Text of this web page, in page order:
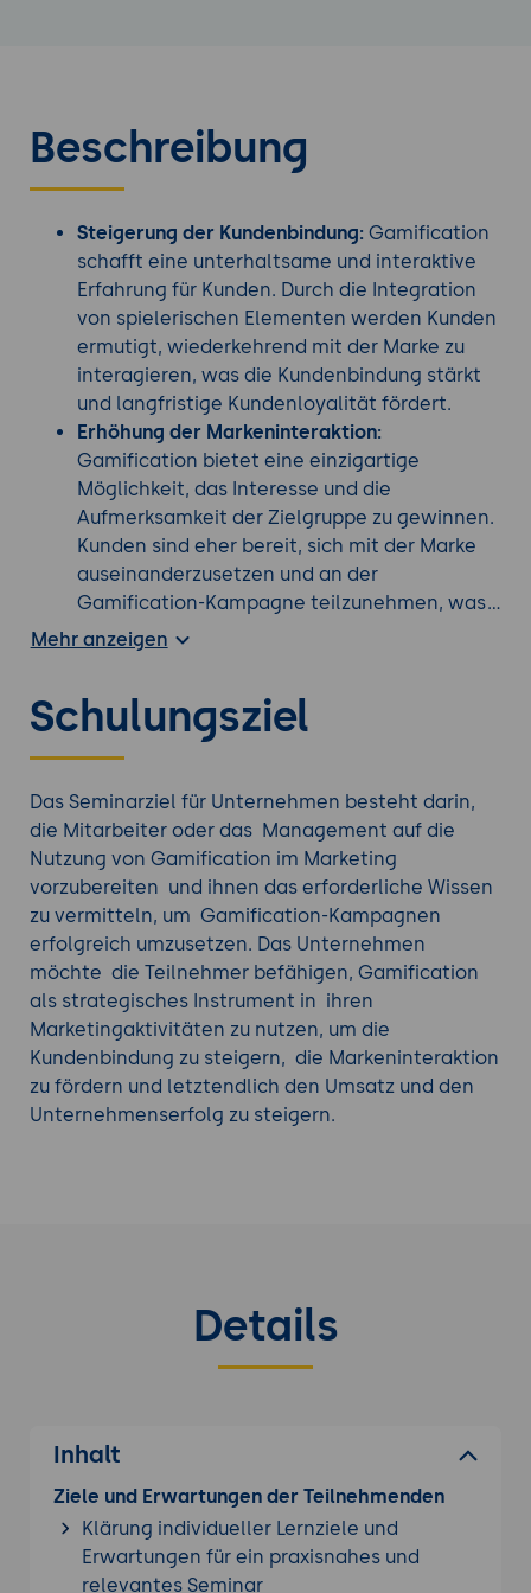
Beschreibung
Steigerung der Kundenbindung: Gamification
schafft eine unterhaltsame und interaktive
Erfahrung für Kunden. Durch die Integration
von spielerischen Elementen werden Kunden
ermutigt, wiederkehrend mit der Marke zu
interagieren, was die Kundenbindung stärkt
und langfristige Kundenloyalität fördert.
Erhöhung der Markeninteraktion:
Gamification bietet eine einzigartige
Möglichkeit, das Interesse und die
Aufmerksamkeit der Zielgruppe zu gewinnen.
Kunden sind eher bereit, sich mit der Marke
auseinanderzusetzen und an der
Gamification-Kampagne teilzunehmen, was
die Markeninteraktion erhöht und das
gestaltete Gamification-Kampagnen haben
das Potenzial, viral zu gehen. Wenn Kunden
eher ihre Erfahrungen mit Freunden und in
sozialen Medien teilen, was zu einer
organischen Verbreitung der Marke und der
Kampagne führt.
Erhöhung der Kundenmotivation:Die
Integration von Belohnungen und Anreizen in
die Gamification-Kampagne steigert die
Kundenmotivation zur Teilnahme und
Interaktion. Kunden werden ermutigt,
bestimmte Aktionen auszuführen, um die
Belohnungen zu erhalten, was das
Engagement erhöht und die gewünschten
werden, um das Kundenerlebnis zu
verbessern, personalisierte Angebote zu
erstellen und die Marketingstrategie zu
die Gamification einsetzen, vermitteln oft ein
modernes und innovatives Image. Kunden
sehen diese Unternehmen als fortschrittlich
und kundenorientiert an, was zu einer
positiven Markenwahrnehmung führt.
Mehr anzeigen
Schulungsziel
Das Seminarziel für Unternehmen besteht darin,
die Mitarbeiter oder das Management auf die
Nutzung von Gamification im Marketing
vorzubereiten und ihnen das erforderliche Wissen
zu vermitteln, um Gamification-Kampagnen
erfolgreich umzusetzen. Das Unternehmen
möchte die Teilnehmer befähigen, Gamification
als strategisches Instrument in ihren
Marketingaktivitäten zu nutzen, um die
Kundenbindung zu steigern, die Markeninteraktion
zu fördern und letztendlich den Umsatz und den
Unternehmenserfolg zu steigern.
Details
Inhalt
Ziele und Erwartungen der Teilnehmenden
Klärung individueller Lernziele und
Erwartungen für ein praxisnahes und
relevantes Seminar